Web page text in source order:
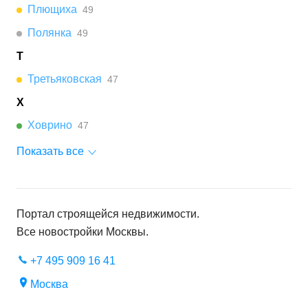
Плющиха 49
Полянка 49
Т
Третьяковская 47
Х
Ховрино 47
Показать все
Портал строящейся недвижимости.
Все новостройки Москвы.
+7 495 909 16 41
Москва